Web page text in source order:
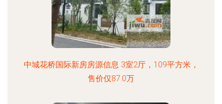
中城花桥国际新房房源信息 3室2厅，109平方米，
售价仅87.0万